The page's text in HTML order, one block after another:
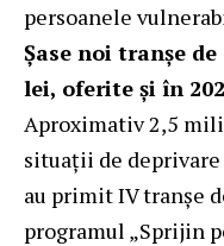
persoanele
Șase noi tranșe
lei, oferite și în
Aproximativ 2,5
situații de deprivare
au primit IV tranșe
programul „Sprijin